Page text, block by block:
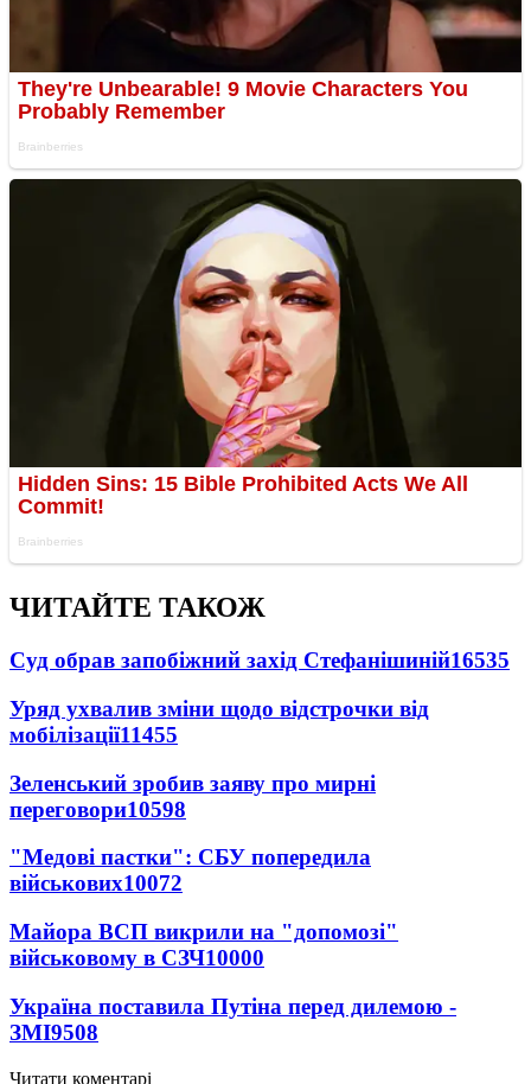
ЧИТАЙТЕ ТАКОЖ
Суд обрав запобіжний захід Стефанішиній16535
Уряд ухвалив зміни щодо відстрочки від
мобілізації11455
Зеленський зробив заяву про мирні
переговори10598
"Медові пастки": СБУ попередила
військових10072
Майора ВСП викрили на "допомозі"
військовому в СЗЧ10000
Україна поставила Путіна перед дилемою -
ЗМІ9508
Читати коментарі